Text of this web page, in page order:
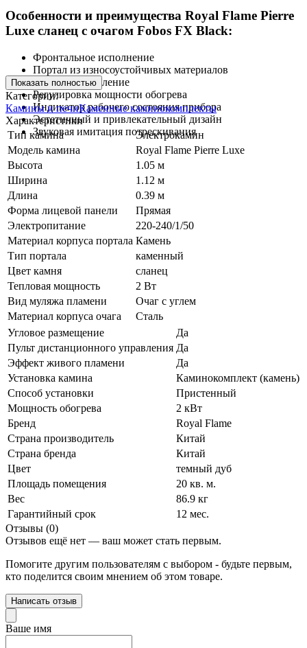
Особенности и преимущества Royal Flame Pierre
Luxe сланец с очагом Fobos FX Black:
Фронтальное исполнение
Портал из износоустойчивых материалов
Удобное управление
Регулировка мощности обогрева
Индикатор рабочего состояния прибора
Эстетичный и привлекательный дизайн
Звуковая имитация потрескивания
Показать полностью
Категории:
Камины и печиКаменные каминокомплекты
Характеристики
Тип камина
Электрокамин
Модель камина
Royal Flame Pierre Luxe
Высота
1.05 м
Ширина
1.12 м
Длина
0.39 м
Форма лицевой панели
Прямая
Электропитание
220-240/1/50
Материал корпуса портала Камень
Тип портала
каменный
Цвет камня
сланец
Тепловая мощность
2 Вт
Вид муляжа пламени
Очаг с углем
Материал корпуса очага
Сталь
Угловое размещение
Да
Пульт дистанционного управления Да
Эффект живого пламени
Да
Установка камина
Каминокомплект (камень)
Способ установки
Пристенный
Мощность обогрева
2 кВт
Бренд
Royal Flame
Страна производитель
Китай
Страна бренда
Китай
Цвет
темный дуб
Площадь помещения
20 кв. м.
Вес
86.9 кг
Гарантийный срок
12 мес.
Отзывы (0)
Отзывов ещё нет — ваш может стать первым.
Помогите другим пользователям с выбором - будьте первым,
кто поделится своим мнением об этом товаре.
Написать отзыв
Ваше имя